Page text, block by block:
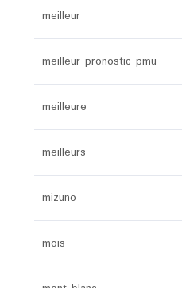
meilleur
meilleur pronostic pmu
meilleure
meilleurs
mizuno
mois